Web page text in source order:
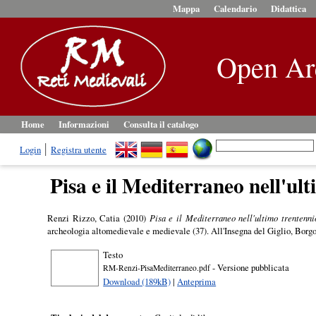
Mappa Calendario Didattica
Open
Home Informazioni
Consulta il catalogo
Login
Registra utente
Pisa e il Mediterraneo
Renzi Rizzo, Catia (2010) Pisa e il Mediterraneo nell'ultimo
archeologia altomedievale e medievale (37). All'Insegna del Giglio,
Testo
RM-Renzi-PisaMediterraneo.pdf- Versione pubblicata
Download (189kB)| Anteprima